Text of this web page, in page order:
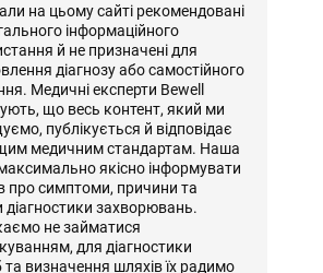
на цьому сайті рекомендовані
інформаційного
й не призначені для
діагнозу або самостійного
Медичні експерти Bewell
що весь контент, який ми
публікується й відповідає
медичним стандартам. Наша
якісно інформувати
про симптоми, причини та
діагностики захворювань.
не займатися
для діагностики
та визначення шляхів їх радимо